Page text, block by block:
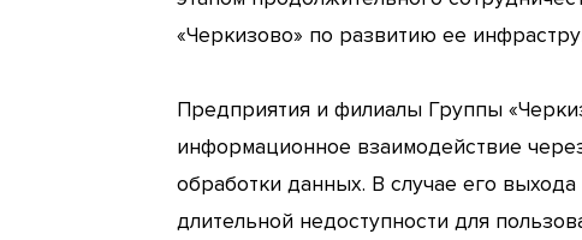
«Черкизово» по развитию ее
Предприятия и филиалы Группы
информационное взаимодействие
обработки данных. В случае его
длительной недоступности для